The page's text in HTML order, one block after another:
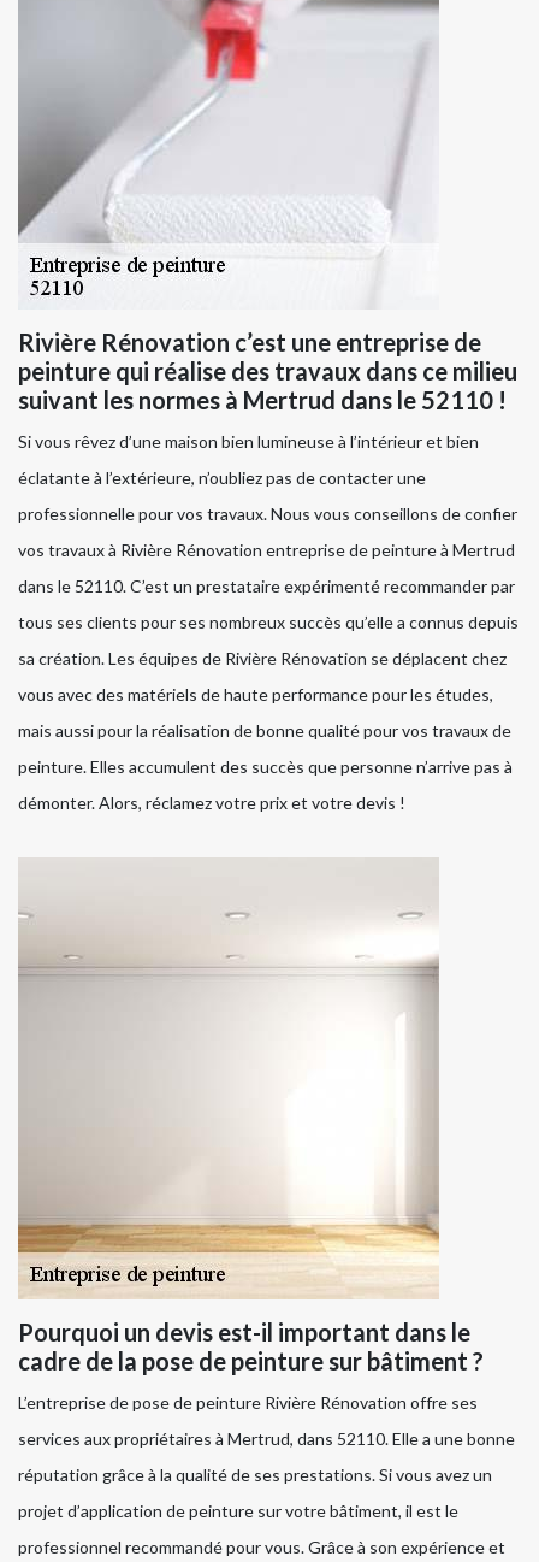
Rivière Rénovation c’est une entreprise de
peinture qui réalise des travaux dans ce milieu
suivant les normes à Mertrud dans le 52110 !
Si vous rêvez d’une maison bien lumineuse à l’intérieur et bien
éclatante à l’extérieure, n’oubliez pas de contacter une
professionnelle pour vos travaux. Nous vous conseillons de confier
vos travaux à Rivière Rénovation entreprise de peinture à Mertrud
dans le 52110. C’est un prestataire expérimenté recommander par
tous ses clients pour ses nombreux succès qu’elle a connus depuis
sa création. Les équipes de Rivière Rénovation se déplacent chez
vous avec des matériels de haute performance pour les études,
mais aussi pour la réalisation de bonne qualité pour vos travaux de
peinture. Elles accumulent des succès que personne n’arrive pas à
démonter. Alors, réclamez votre prix et votre devis !
Pourquoi un devis est-il important dans le
cadre de la pose de peinture sur bâtiment ?
L’entreprise de pose de peinture Rivière Rénovation offre ses
services aux propriétaires à Mertrud, dans 52110. Elle a une bonne
réputation grâce à la qualité de ses prestations. Si vous avez un
projet d’application de peinture sur votre bâtiment, il est le
professionnel recommandé pour vous. Grâce à son expérience et